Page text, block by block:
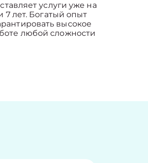
услуги уже на
7 лет. Богатый опыт
высокое
любой сложности